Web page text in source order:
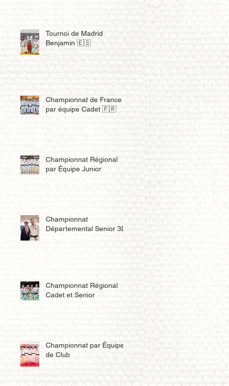
Tournoi de Madrid
Benjamin 🇪🇸
Championnat de France
par équipe Cadet 🇫🇷
Championnat Régional
par Équipe Junior
Championnat
Départemental Senior 3D
Championnat Régional
Cadet et Senior
Championnat par Équipe
de Club